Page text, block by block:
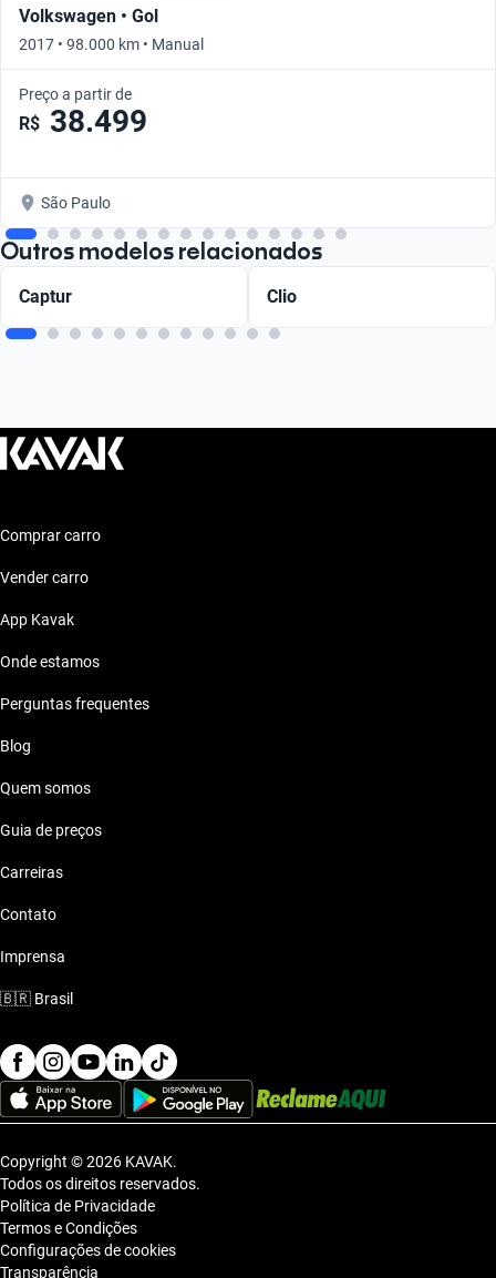
Volkswagen • Gol
2017 • 98.000 km • Manual
Preço a partir de
R$ 38.499
São Paulo
Outros modelos relacionados
Captur Clio
Comprar carro
Vender carro
App Kavak
Onde estamos
Perguntas frequentes
Blog
Quem somos
Guia de preços
Carreiras
Contato
Imprensa
🇧🇷 Brasil
Copyright © 2026 KAVAK.
Todos os direitos reservados.
Política de Privacidade
Termos e Condições
Configurações de cookies
Transparência